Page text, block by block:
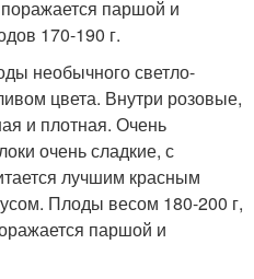
паршой и
170-190 г.
необычного светло-
цвета. Внутри розовые,
и плотная. Очень
очень сладкие, с
лучшим красным
Плоды весом 180-200 г,
паршой и